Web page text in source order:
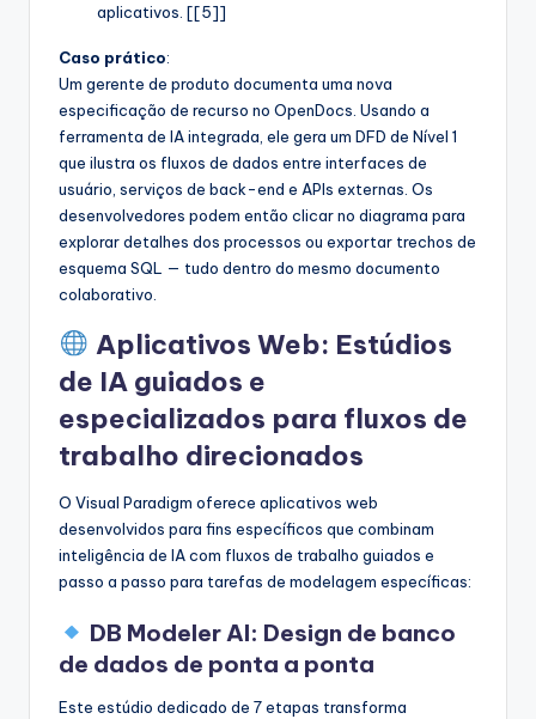
aplicativos. [[5]]
Caso prático:
Um gerente de produto documenta uma nova
especificação de recurso no OpenDocs. Usando a
ferramenta de IA integrada, ele gera um DFD de Nível 1
que ilustra os fluxos de dados entre interfaces de
usuário, serviços de back-end e APIs externas. Os
desenvolvedores podem então clicar no diagrama para
explorar detalhes dos processos ou exportar trechos de
esquema SQL — tudo dentro do mesmo documento
colaborativo.
Aplicativos Web: Estúdios
de IA guiados e
especializados para fluxos de
trabalho direcionados
O Visual Paradigm oferece aplicativos web
desenvolvidos para fins específicos que combinam
inteligência de IA com fluxos de trabalho guiados e
passo a passo para tarefas de modelagem específicas:
DB Modeler AI: Design de banco
de dados de ponta a ponta
Este estúdio dedicado de 7 etapas transforma